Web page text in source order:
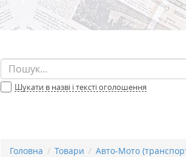
Шукати в назві і тексті оголошення
Головна Товари Авто-Мото